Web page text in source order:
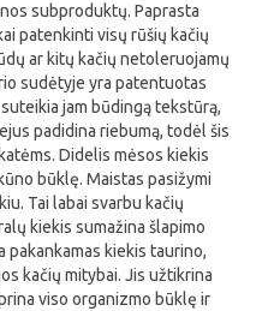
subproduktų. Paprasta
patenkinti visų rūšių kačių
ar kitų kačių netoleruojamų
sudėtyje yra patentuotas
jam būdingą tekstūrą,
padidina riebumą, todėl šis
Didelis mėsos kiekis
būklę. Maistas pasižymi
Tai labai svarbu kačių
kiekis sumažina šlapimo
pakankamas kiekis taurino,
kačių mitybai. Jis užtikrina
viso organizmo būklę ir